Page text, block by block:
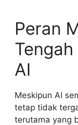
Peran
AI
Meskipun AI
tetap tidak
terutama yang